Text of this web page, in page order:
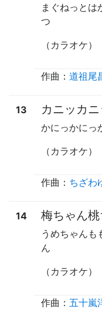
まぐねっとは
つ
（カラオケ）
作曲： 道祖尾
13 カニッカニ
かにっかにっ
（カラオケ）
作曲： ちざわ
14 梅ちゃん
うめちゃんも
ん
（カラオケ）
作曲： 五十嵐